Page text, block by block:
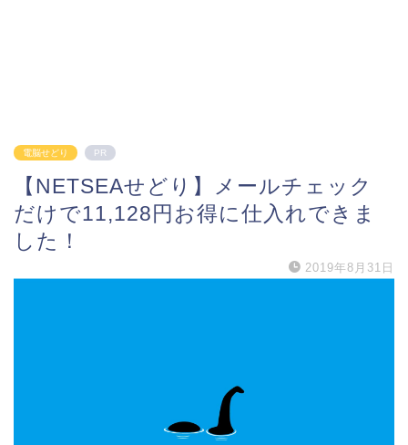
電脳せどり PR
【NETSEAせどり】メールチェック
だけで11,128円お得に仕入れできま
した！
2019年8月31日